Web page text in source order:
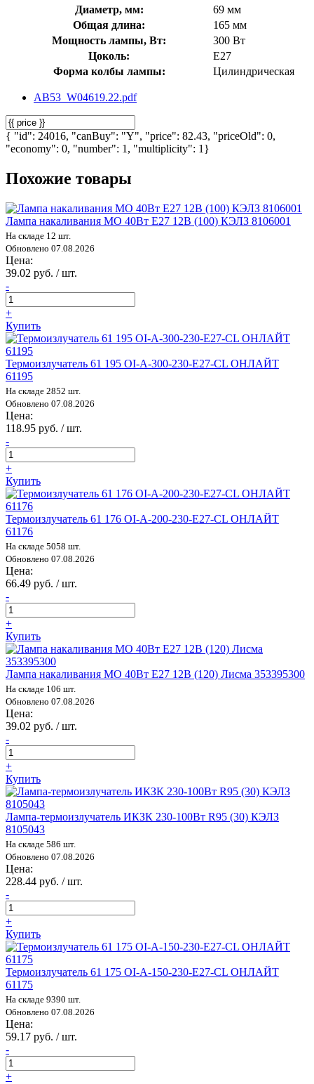
Диаметр, мм:
69 мм
Общая длина:
165 мм
Мощность лампы, Вт:
300 Вт
Цоколь:
E27
Форма колбы лампы:
Цилиндрическая
AB53_W04619.22.pdf
{ "id": 24016, "canBuy": "Y", "price": 82.43, "priceOld": 0,
"economy": 0, "number": 1, "multiplicity": 1}
Похожие товары
Лампа накаливания МО 40Вт E27 12В (100) КЭЛЗ 8106001
На складе 12 шт.
Обновлено 07.08.2026
Цена:
39.02 руб. / шт.
-
+
Купить
Термоизлучатель 61 195 OI-A-300-230-E27-CL ОНЛАЙТ
61195
На складе 2852 шт.
Обновлено 07.08.2026
Цена:
118.95 руб. / шт.
-
+
Купить
Термоизлучатель 61 176 OI-A-200-230-E27-CL ОНЛАЙТ
61176
На складе 5058 шт.
Обновлено 07.08.2026
Цена:
66.49 руб. / шт.
-
+
Купить
Лампа накаливания МО 40Вт E27 12В (120) Лисма 353395300
На складе 106 шт.
Обновлено 07.08.2026
Цена:
39.02 руб. / шт.
-
+
Купить
Лампа-термоизлучатель ИКЗК 230-100Вт R95 (30) КЭЛЗ
8105043
На складе 586 шт.
Обновлено 07.08.2026
Цена:
228.44 руб. / шт.
-
+
Купить
Термоизлучатель 61 175 OI-A-150-230-E27-CL ОНЛАЙТ
61175
На складе 9390 шт.
Обновлено 07.08.2026
Цена:
59.17 руб. / шт.
-
+